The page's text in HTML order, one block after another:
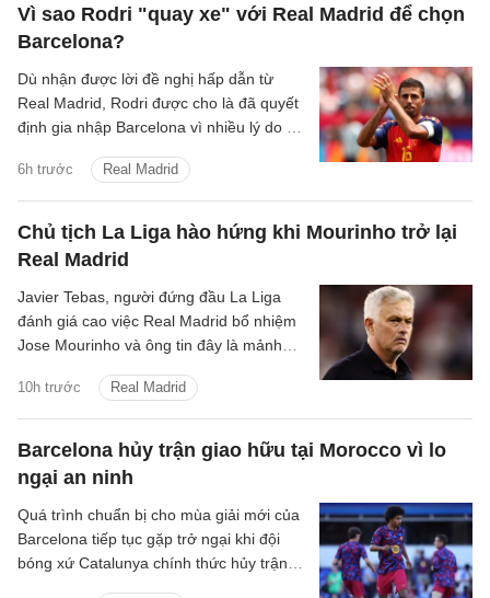
Vì sao Rodri "quay xe" với Real Madrid để chọn
Barcelona?
6h trước Real Madrid
Dù nhận được lời đề nghị hấp dẫn từ
Real Madrid, Rodri được cho là đã quyết
định gia nhập Barcelona vì nhiều lý do cả
Chủ tịch La Liga hào hứng khi Mourinho trở lại
Real Madrid
10h trước Real Madrid
Javier Tebas, người đứng đầu La Liga
đánh giá cao việc Real Madrid bổ nhiệm
Jose Mourinho và ông tin đây là mảnh
Barcelona hủy trận giao hữu tại Morocco vì lo
ngại an ninh
Quá trình chuẩn bị cho mùa giải mới của
Barcelona tiếp tục gặp trở ngại khi đội
bóng xứ Catalunya chính thức hủy trận